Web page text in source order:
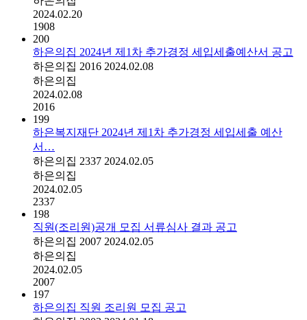
2024.02.20
1908
200
하은의집 2024년 제1차 추가경정 세입세출예산서 공고
하은의집 2016 2024.02.08
하은의집
2024.02.08
2016
199
하은복지재단 2024년 제1차 추가경정 세입세출 예산
서…
하은의집 2337 2024.02.05
하은의집
2024.02.05
2337
198
직원(조리원)공개 모집 서류심사 결과 공고
하은의집 2007 2024.02.05
하은의집
2024.02.05
2007
197
하은의집 직원 조리원 모집 공고